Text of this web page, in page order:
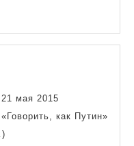
мая 2015
как Путин»